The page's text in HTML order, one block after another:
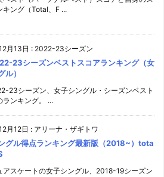
キング（Total、F ...
月13日 : 2022-23シーズン
23シーズンベストスコアランキング（女
ル）
23シーズン、女子シングル・シーズンベスト
ランキング。 ...
月12日 : アリーナ・ザギトワ
グル得点ランキング最新版（2018~）tota
アスケートの女子シングル、2018-19シーズン